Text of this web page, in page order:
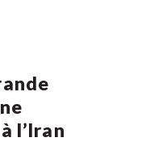
l’Iran